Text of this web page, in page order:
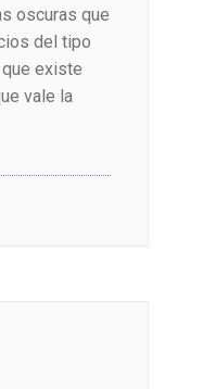
oscuras que
del tipo
existe
vale la